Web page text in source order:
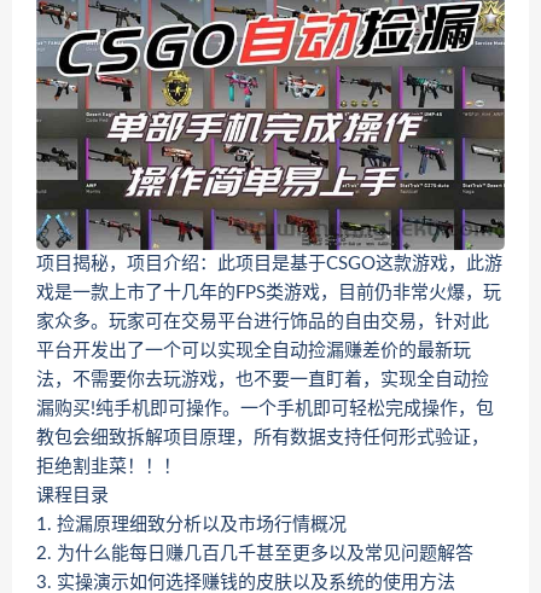
项目揭秘，项目介绍：此项目是基于CSGO这款游戏，此游
戏是一款上市了十几年的FPS类游戏，目前仍非常火爆，玩
家众多。玩家可在交易平台进行饰品的自由交易，针对此
平台开发出了一个可以实现全自动捡漏赚差价的最新玩
法，不需要你去玩游戏，也不要一直盯着，实现全自动捡
漏购买!纯手机即可操作。一个手机即可轻松完成操作，包
教包会细致拆解项目原理，所有数据支持任何形式验证，
拒绝割韭菜！！！
课程目录
1. 捡漏原理细致分析以及市场行情概况
2. 为什么能每日赚几百几千甚至更多以及常见问题解答
3. 实操演示如何选择赚钱的皮肤以及系统的使用方法